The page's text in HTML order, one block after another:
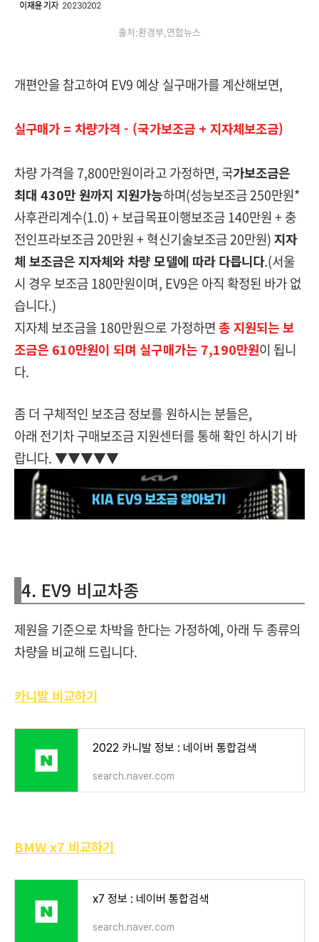
출처:환경부,연합뉴스
개편안을 참고하여 EV9 예상 실구매가를 계산해보면,
실구매가 = 차량가격 - (국가보조금 + 지자체보조금)
차량 가격을 7,800만원이라고 가정하면, 국가보조금은
최대 430만 원까지 지원가능하며(성능보조금 250만원*
사후관리계수(1.0) + 보급목표이행보조금 140만원 + 충
전인프라보조금 20만원 + 혁신기술보조금 20만원)지자
체 보조금은 지자체와 차량 모델에 따라 다릅니다.(서울
시 경우 보조금 180만원이며, EV9은 아직 확정된 바가 없
습니다.)
지자체 보조금을 180만원으로 가정하면총 지원되는 보
조금은 610만원이 되며 실구매가는 7,190만원이 됩니
다.
좀 더 구체적인 보조금 정보를 원하시는 분들은,
아래 전기차 구매보조금 지원센터를 통해 확인 하시기 바
랍니다. ▼▼▼▼▼
4. EV9 비교차종
제원을 기준으로 차박을 한다는 가정하예, 아래 두 종류의
차량을 비교해 드립니다.
카니발 비교하기
2022 카니발 정보 : 네이버 통합검색
search.naver.com
BMW x7 비교하기
x7 정보 : 네이버 통합검색
search.naver.com